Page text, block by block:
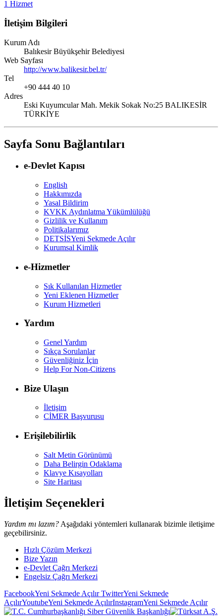
1 Hizmet
İletişim Bilgileri
Kurum Adı
Balıkesir Büyükşehir Belediyesi
Web Sayfası
http://www.balikesir.bel.tr/
Tel
+90 444 40 10
Adres
Eski Kuyumcular Mah. Mekik Sokak No:25 BALIKESİR
TÜRKİYE
Sayfa Sonu Bağlantıları
e-Devlet Kapısı
English
Hakkımızda
Yasal Bildirim
KVKK Aydınlatma Yükümlülüğü
Gizlilik ve Kullanım
Politikalarımız
DETSİSYeni Sekmede Açılır
Kurumsal Kimlik
e-Hizmetler
Sık Kullanılan Hizmetler
Yeni Eklenen Hizmetler
Kurum Hizmetleri
Yardım
Genel Yardım
Sıkça Sorulanlar
Güvenliğiniz İçin
Help For Non-Citizens
Bize Ulaşın
İletişim
CİMER Başvurusu
Erişilebilirlik
Salt Metin Görünümü
Daha Belirgin Odaklama
Klavye Kısayolları
Site Haritası
İletişim Seçenekleri
Yardım mı lazım? Aşağıdaki yöntemleri kullanarak bizimle iletişime
geçebilirsiniz.
Hızlı Çözüm Merkezi
Bize Yazın
e-Devlet Çağrı Merkezi
Engelsiz Çağrı Merkezi
FacebookYeni Sekmede AçılırTwitterYeni Sekmede
AçılırYoutubeYeni Sekmede AçılırInstagramYeni Sekmede Açılır